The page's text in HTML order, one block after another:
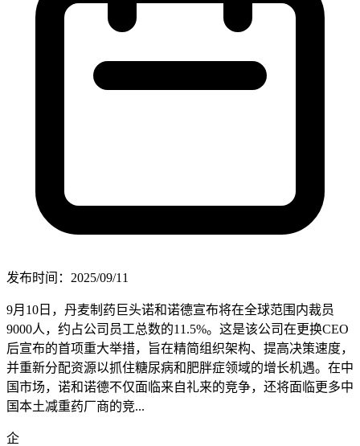
发布时间：2025/09/11
9月10日，丹麦制药巨头诺和诺德宣布将在全球范围内裁员
9000人，约占公司员工总数的11.5%。这是该公司在更换CEO
后宣布的首项重大举措，旨在精简组织架构、提高决策速度，
并重新分配资源以抓住糖尿病和肥胖症领域的增长机遇。在中
国市场，诺和诺德不仅面临来自礼来的竞争，还将面临更多中
国本土减重药厂商的竞...
企